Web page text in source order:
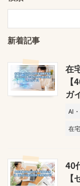
新着記事
在
ガ
AI
在
40